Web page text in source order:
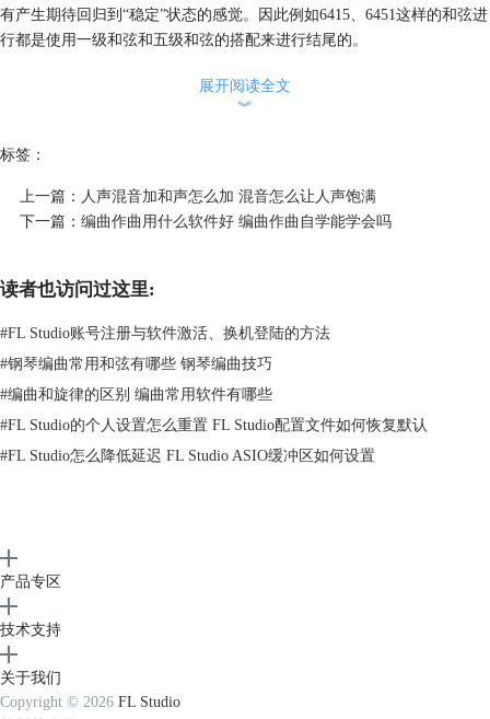
有产生期待回归到“稳定”状态的感觉。因此例如6415、6451这样的和弦进
行都是使用一级和弦和五级和弦的搭配来进行结尾的。
图2：和声进行
除此以外，其他和弦也都有不同的听感，详细内容大家可以学习和弦功能
相关内容。
二、编曲和声怎么配
今天给大家分享一个适合新手使用的配和弦的方法。
首先我们利用FL Studio自带的“Ghost Channel”功能，将音阶给铺出来，这
样在乐器轨编写的时候就可以参照音阶。
展开阅读全文
︾
标签：
上一篇： 人声混音加和声怎么加 混音怎么让人声饱满
下一篇： 编曲作曲用什么软件好 编曲作曲自学能学会吗
读者也访问过这里:
#FL Studio账号注册与软件激活、换机登陆的方法
#钢琴编曲常用和弦有哪些 钢琴编曲技巧
#编曲和旋律的区别 编曲常用软件有哪些
#FL Studio的个人设置怎么重置 FL Studio配置文件如何恢复默认
#FL Studio怎么降低延迟 FL Studio ASIO缓冲区如何设置
产品专区
技术支持
关于我们
Copyright © 2026 FL Studio